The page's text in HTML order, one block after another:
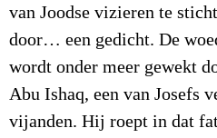
van Joodse vizieren te
door… een gedicht. De
wordt onder meer gewekt
Abu Ishaq, een van Josefs
vijanden. Hij roept in dat